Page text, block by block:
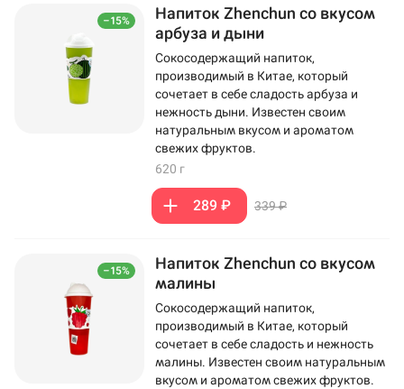
–15%
Напиток Zhenchun со вкусом
арбуза и дыни
Сокосодержащий напиток,
производимый в Китае, который
сочетает в себе сладость арбуза и
нежность дыни. Известен своим
натуральным вкусом и ароматом
свежих фруктов.
620 г
289 ₽ 339 ₽
–15%
Напиток Zhenchun со вкусом
малины
Сокосодержащий напиток,
производимый в Китае, который
сочетает в себе сладость и нежность
малины. Известен своим натуральным
вкусом и ароматом свежих фруктов.